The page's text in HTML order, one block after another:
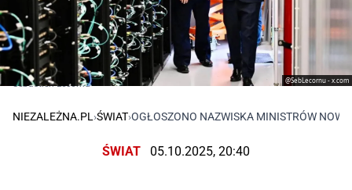
@SebLecornu - x.com
Sebastien Lecornu
NIEZALEŻNA.PL ›ŚWIAT›OGŁOSZONO NAZWISKA MINISTRÓW
ŚWIAT 05.10.2025, 20:40